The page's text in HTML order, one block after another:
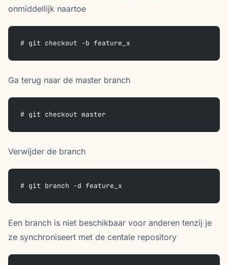
onmiddellijk naartoe
# git checkout -b feature_x
Ga terug naar de master branch
# git checkout master
Verwijder de branch
# git branch -d feature_x
Een branch is niet beschikbaar voor anderen tenzij je
ze synchroniseert met de centale repository